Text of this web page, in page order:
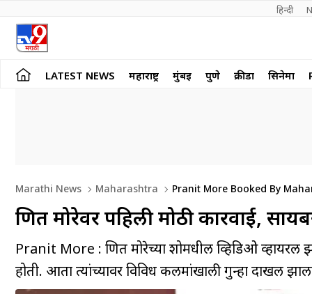
हिन्दी
LATEST NEWS महाराष्ट्र मुंबई पुणे क्रीडा सिनेमा
Marathi News Maharashtra Pranit More Booked By
प्रणित मोरेवर पहिली मोठी कारवाई,
Pranit More : प्रणित मोरेच्या शोमधील व्हिडिओ व्हायरल
होती. आता त्यांच्यावर विविध कलमांखाली गुन्हा दाखल